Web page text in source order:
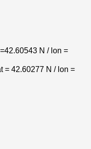
=42.60543 N / lon =
= 42.60277 N / lon =